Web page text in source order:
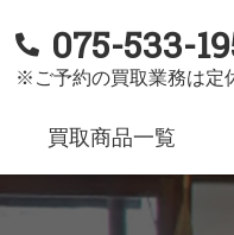
075-533-
※ご予約の買取業務は定
買取商品一覧